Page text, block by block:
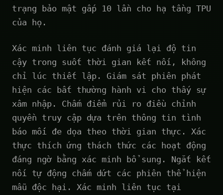
trạng bảo mật gấp 10 lần cho hạ tầng TPU
của họ.
Xác minh liên tục đánh giá lại độ tin
cậy trong suốt thời gian kết nối, không
chỉ lúc thiết lập. Giám sát phiên phát
hiện các bất thường hành vi cho thấy sự
xâm nhập. Chấm điểm rủi ro điều chỉnh
quyền truy cập dựa trên thông tin tình
báo mối đe dọa theo thời gian thực. Xác
thực thích ứng thách thức các hoạt động
đáng ngờ bằng xác minh bổ sung. Ngắt kết
nối tự động chấm dứt các phiên thể hiện
mẫu độc hại. Xác minh liên tục tại